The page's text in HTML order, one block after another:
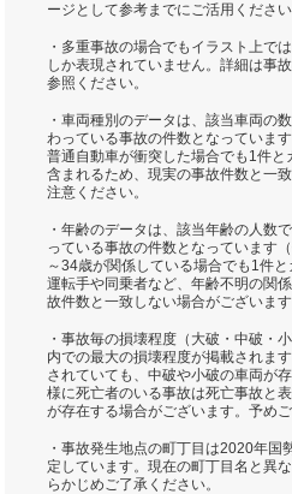
ージとして参考までにご活用ください
・多重事故の場合でもイラスト上で
しか表現されていません。詳細は事
参照ください。
・車両種別のデータは、該当車両の
わっている事故の件数となっていま
普通自動車が衝突した場合でも1件
含まれるため、現実の事故件数と一
注意ください。
・年齢のデータは、該当年齢の人数
っている事故の件数となっています
～34歳が関係している場合でも1件
運転手や同乗者など、年齢不明の関
故件数と一致しない場合がございます
・事故毎の損壊程度（大破・中破・
内での最大の損壊程度が掲載されま
されていても、中破や小破の車両が
様に死亡者のいる事故は死亡事故と
が存在する場合がございます。予めご
・事故発生地点の町丁目は2020年国
定しています。現在の町丁目名と異
らかじめご了承ください。